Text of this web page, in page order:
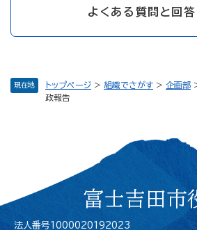
現在地 トップページ > 組織でさがす > 企画部
政報告
よくある質問と回答
富士吉田市
法人番号1000020192023